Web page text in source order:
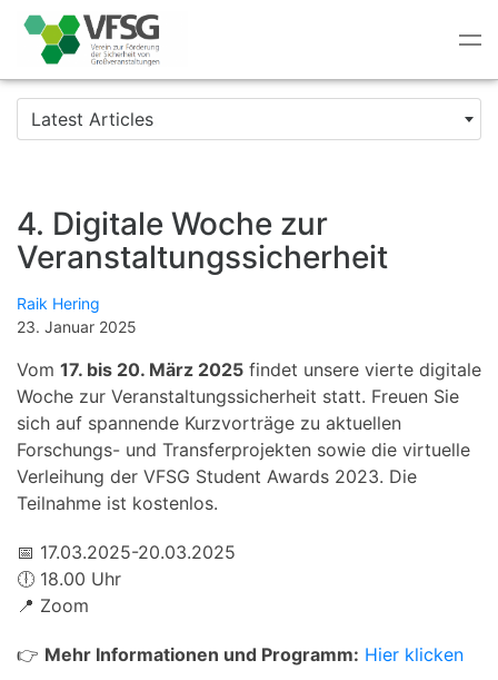
Latest Articles
4. Digitale Woche zur
Veranstaltungssicherheit
Raik Hering
23. Januar 2025
Vom 17. bis 20. März 2025 findet unsere vierte digitale
Woche zur Veranstaltungssicherheit statt. Freuen Sie
sich auf spannende Kurzvorträge zu aktuellen
Forschungs- und Transferprojekten sowie die virtuelle
Verleihung der VFSG Student Awards 2023. Die
Teilnahme ist kostenlos.
📅 17.03.2025-20.03.2025
🕕 18.00 Uhr
📍 Zoom
👉 Mehr Informationen und Programm: Hier klicken